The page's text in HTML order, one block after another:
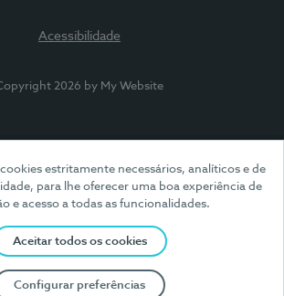
estritamente necessários, analíticos e de
para lhe oferecer uma boa experiência de
e acesso a todas as funcionalidades.
Aceitar todos os cookies
Configurar preferências
Acessibilidade
2026 by My Website